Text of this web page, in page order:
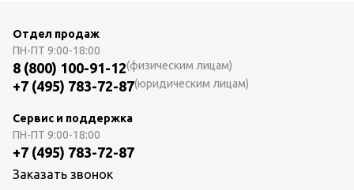
Отдел продаж
ПН-ПТ 9:00-18:00
8 (800) 100-91-12(физическим лицам)
+7 (495) 783-72-87(юридическим лицам)
Сервис и поддержка
ПН-ПТ 9:00-18:00
+7 (495) 783-72-87
Заказать звонок